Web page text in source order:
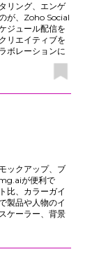
リング、エンゲ
が、Zoho Social
ジュール配信を
リエイティブを
ボレーションに
ッセージ、レビ
ストリーム、レ
ーンの調整から
ッドシートに頼
ブランドや地域
ックアップ、ブ
が便利で
比、カラーガイ
製品や人物のイ
ケーラー、背景
ンス料や長時間
アルを効率よく